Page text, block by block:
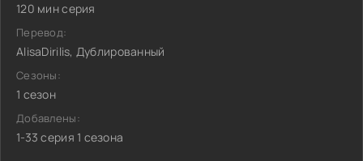
120 мин серия
Перевод:
AlisaDirilis, Дублированный
Сезоны:
1 сезон
Добавлены:
1-33 серия 1 сезона